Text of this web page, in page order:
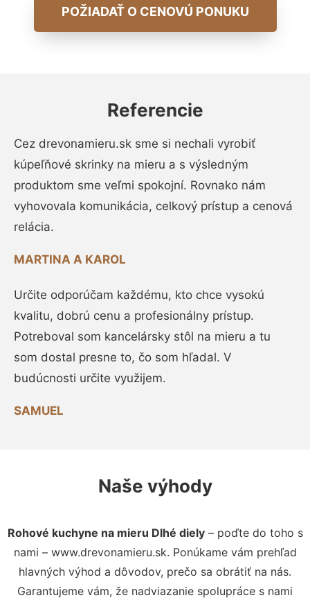
POŽIADAŤ O CENOVÚ PONUKU
Referencie
Cez drevonamieru.sk sme si nechali vyrobiť
kúpeľňové skrinky na mieru a s výsledným
produktom sme veľmi spokojní. Rovnako nám
vyhovovala komunikácia, celkový prístup a cenová
relácia.
MARTINA A KAROL
Určite odporúčam každému, kto chce vysokú
kvalitu, dobrú cenu a profesionálny prístup.
Potreboval som kancelársky stôl na mieru a tu
som dostal presne to, čo som hľadal. V
budúcnosti určite využijem.
SAMUEL
Naše výhody
Rohové kuchyne na mieru Dlhé diely– poďte do toho s
nami – www.drevonamieru.sk. Ponúkame vám prehľad
hlavných výhod a dôvodov, prečo sa obrátiť na nás.
Garantujeme vám, že nadviazanie spolupráce s nami